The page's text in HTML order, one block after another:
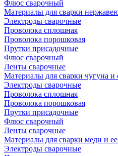
Флюс сварочный
Материалы для сварки
Электроды сварочные
Проволока сплошная
Проволока порошковая
Прутки присадочные
Флюс сварочный
Ленты сварочные
Материалы для сварки чугуна и
Электроды сварочные
Проволока сплошная
Проволока порошковая
Прутки присадочные
Флюс сварочный
Ленты сварочные
Материалы для сварки меди и
Электроды сварочные